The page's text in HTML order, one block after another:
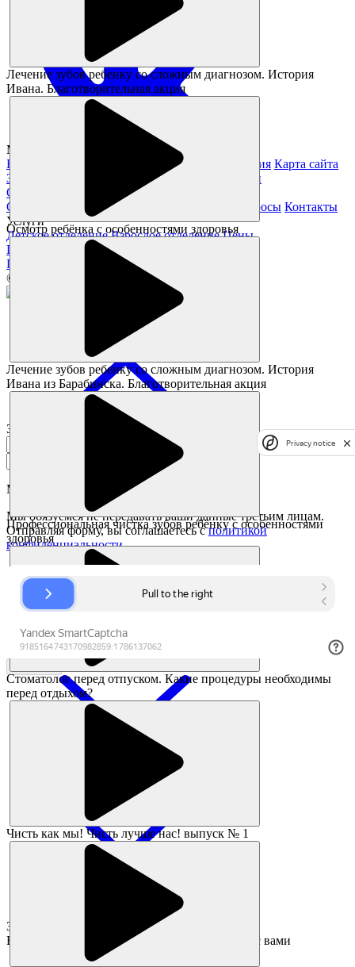
Лечение зубов ребенку со сложным диагнозом. История
Ивана. Благотворительная акция
Осмотр ребёнка с особенностями здоровья
Лечение зубов ребенку со сложным диагнозом. История
Ивана из Барабинска. Благотворительная акция
Профессиональная чистка зубов ребёнку с особенностями
здоровья
Стоматолог перед отпуском. Какие процедуры необходимы
перед отдыхом?
Чисть как мы! Чисть лучше нас! выпуск № 1
Magickids Новосибирск, 2026
Благотворительность
Юридическая информация Карта сайта
Заявление на получение справки из налоговой
О нас
О клинике
Специалисты Частые вопросы Контакты
Услуги
Детское отделение Взрослое отделение Цены
Полезное
Памятка пациента
Статьи
© Все права защищены.
Заказать звонок
Мы перезвоним в течении
Мы обязуемся не передавать ваши данные третьим лицам.
Отправляя форму, вы соглашаетесь сполитикой
конфиденциальности
Заявка принята!
В ближайшее время администратор свяжется с вами
Privacy notice